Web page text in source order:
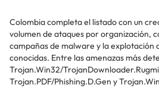
Colombia completa el listado con un
volumen de ataques por organización,
campañas de malware y la explotación
conocidas. Entre las amenazas más
Trojan.Win32/
Trojan.PDF/Phishing.D.Gen y